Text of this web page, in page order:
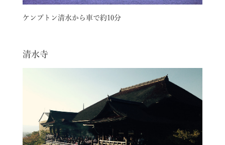
ケンプトン清水から車で約10分
清水寺